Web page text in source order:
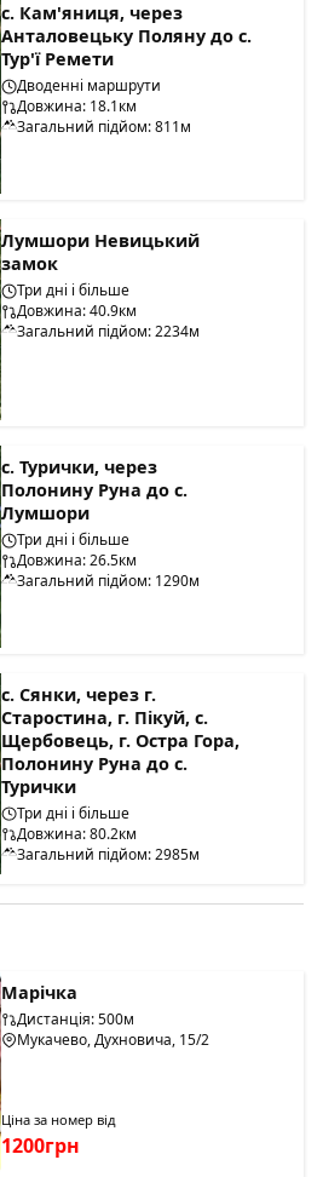
с. Кам'яниця, через
Анталовецьку Поляну до с.
Тур'ї Ремети
Дводенні маршрути
Довжина: 18.1км
Загальний підйом: 811м
Лумшори Невицький
замок
Три дні і більше
Довжина: 40.9км
Загальний підйом: 2234м
с. Турички, через
Полонину Руна до с.
Лумшори
Три дні і більше
Довжина: 26.5км
Загальний підйом: 1290м
с. Сянки, через г.
Старостина, г. Пікуй, с.
Щербовець, г. Остра Гора,
Полонину Руна до с.
Турички
Три дні і більше
Довжина: 80.2км
Загальний підйом: 2985м
Марічка
Дистанція: 500м
Мукачево, Духновича, 15/2
Ціна за номер від
1200грн